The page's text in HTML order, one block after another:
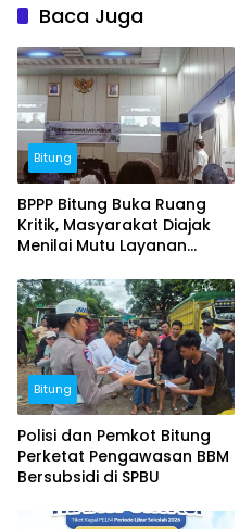
Baca Juga
Bitung
BPPP Bitung Buka Ruang
Kritik, Masyarakat Diajak
Menilai Mutu Layanan
Bitung
Polisi dan Pemkot Bitung
Perketat Pengawasan BBM
Bersubsidi di SPBU